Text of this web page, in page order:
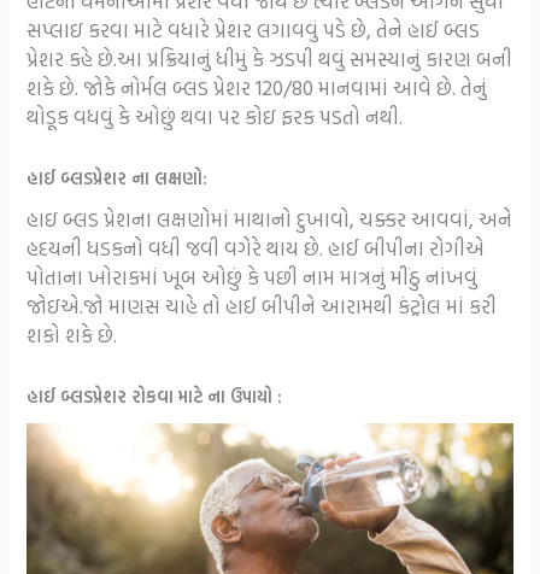
સપ્લાઇ કરવા માટે વધારે પ્રેશર લગાવવું પડે છે, તેને હાઈ બ્લડ
પ્રેશર કહે છે.આ પ્રક્રિયાનું ધીમું કે ઝડપી થવું સમસ્યાનું કારણ બની
શકે છે. જોકે નોર્મલ બ્લડ પ્રેશર 120/80 માનવામાં આવે છે. તેનું
થોડૂક વધવું કે ઓછું થવા પર કોઇ ફરક પડતો નથી.
હાઈ બ્લડપ્રેશર ના લક્ષણો:
હાઇ બ્લડ પ્રેશના લક્ષણોમાં માથાનો દુખાવો, ચક્કર આવવાં, અને
હદયની ધડકનો વધી જવી વગેરે થાય છે. હાઈ બીપીના રોગીએ
પોતાના ખોરાકમાં ખૂબ ઓછું કે પછી નામ માત્રનું મીંઠુ નાંખવું
જોઇએ.જો માણસ ચાહે તો હાઈ બીપીને આરામથી કંટ્રોલ માં કરી
શકો શકે છે.
હાઈ બ્લડપ્રેશર રોકવા માટે ના ઉપાયો :